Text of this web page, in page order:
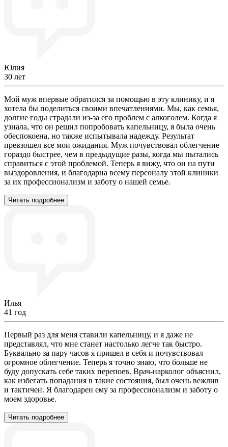
Юлия
30 лет
Мой муж впервые обратился за помощью в эту клинику, и я
хотела бы поделиться своими впечатлениями. Мы, как семья,
долгие годы страдали из-за его проблем с алкоголем. Когда я
узнала, что он решил попробовать капельницу, я была очень
обеспокоена, но также испытывала надежду. Результат
превзошел все мои ожидания. Муж почувствовал облегчение
гораздо быстрее, чем в предыдущие разы, когда мы пытались
справиться с этой проблемой. Теперь я вижу, что он на пути
выздоровления, и благодарна всему персоналу этой клиники
за их профессионализм и заботу о нашей семье.
Читать подробнее
Илья
41 год
Первый раз для меня ставили капельницу, и я даже не
представлял, что мне станет настолько легче так быстро.
Буквально за пару часов я пришел в себя и почувствовал
огромное облегчение. Теперь я точно знаю, что больше не
буду допускать себе таких перепоев. Врач-нарколог объяснил,
как избегать попадания в такие состояния, был очень вежлив
и тактичен. Я благодарен ему за профессионализм и заботу о
моем здоровье.
Читать подробнее